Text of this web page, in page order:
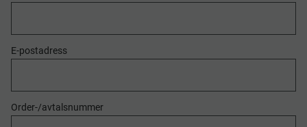
E-postadress
Order-/avtalsnummer